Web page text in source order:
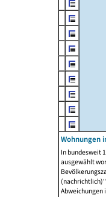
Wohnungen
In bundesweit
ausgewählt
Abweichungen